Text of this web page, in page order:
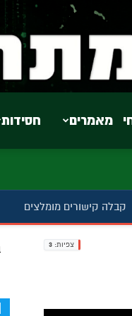
חסידות מאמרים
קבלה קישורים מומלצים
צפיות: 3